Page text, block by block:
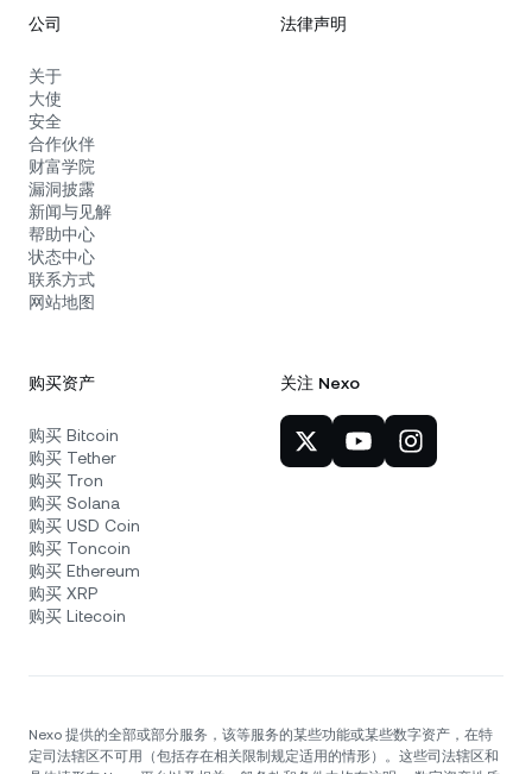
公司
关于
大使
安全
合作伙伴
财富学院
漏洞披露
新闻与见解
帮助中心
状态中心
联系方式
网站地图
法律声明
购买资产
购买 Bitcoin
购买 Tether
购买 Tron
购买 Solana
购买 USD Coin
购买 Toncoin
购买 Ethereum
购买 XRP
购买 Litecoin
关注 Nexo
Nexo 提供的全部或部分服务，该等服务的某些功能或某些数字资产，在特
定司法辖区不可用（包括存在相关限制规定适用的情形）。这些司法辖区和